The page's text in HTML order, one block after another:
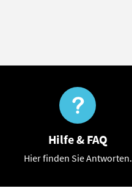
Hilfe & FAQ
Hier finden Sie Antworten.